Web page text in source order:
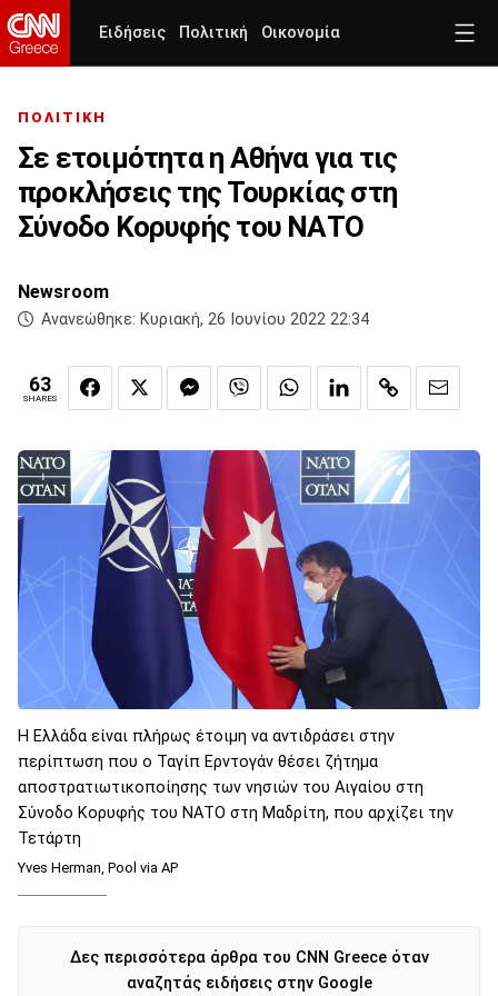
Ειδήσεις Πολιτική Οικονομία
ΠΟΛΙΤΙΚΗ
Σε ετοιμότητα η Αθήνα για τις
προκλήσεις της Τουρκίας στη
Σύνοδο Κορυφής του ΝΑΤΟ
Newsroom
Ανανεώθηκε: Κυριακή, 26 Ιουνίου 2022 22:34
63
SHARES
H Ελλάδα είναι πλήρως έτοιμη να αντιδράσει στην
περίπτωση που ο Ταγίπ Ερντογάν θέσει ζήτημα
αποστρατιωτικοποίησης των νησιών του Αιγαίου στη
Σύνοδο Κορυφής του ΝΑΤΟ στη Μαδρίτη, που αρχίζει την
Τετάρτη
Yves Herman, Pool via AP
Δες περισσότερα άρθρα του CNN Greece όταν
αναζητάς ειδήσεις στην Google